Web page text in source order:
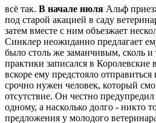
всё так. В начале июля Альф
под старой акацией в саду
затем вместе с ним объезжает
Синклер неожиданно предлагает
было столь же заманчивым, сколь
практики записался в
вскоре ему предстояло
срочно нужен человек, который
отсутствие. Он честно
одному, а насколько долго - никто
предложения у молодого